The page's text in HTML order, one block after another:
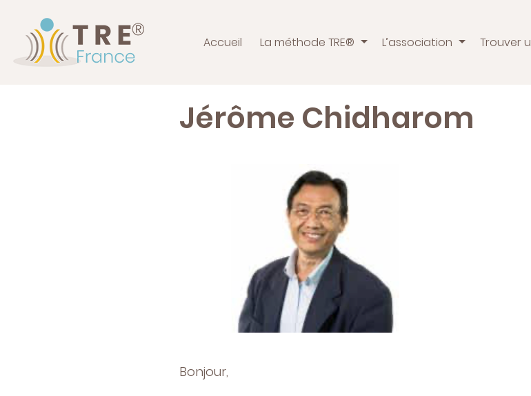
Accueil La méthode TRE® L’association Trouver
Jérôme Chidharom
Bonjour,